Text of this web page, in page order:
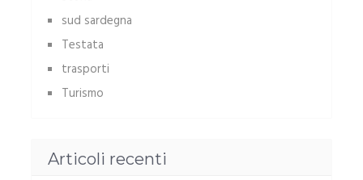
sud sardegna
Testata
trasporti
Turismo
Articoli recenti